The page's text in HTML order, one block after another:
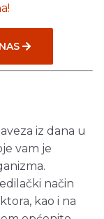
iz dana u
vam je
način
kao i na